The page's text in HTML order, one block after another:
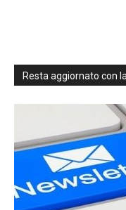
Resta aggiornato con